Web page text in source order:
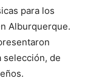
para los
Alburquerque.
selección, de